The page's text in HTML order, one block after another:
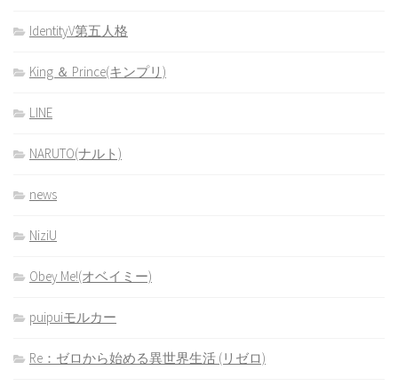
IdentityV第五人格
King ＆ Prince(キンプリ)
LINE
NARUTO(ナルト)
news
NiziU
Obey Me!(オベイミー)
puipuiモルカー
Re：ゼロから始める異世界生活 (リゼロ)